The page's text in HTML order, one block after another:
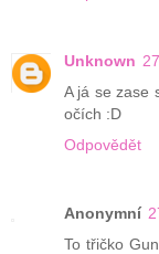
Unknown
A já se zase
očích :D
Odpovědět
Anonymní
To třičko